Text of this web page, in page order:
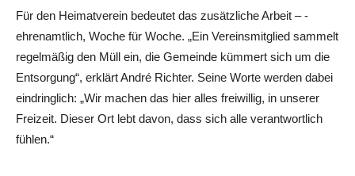
Für den Heimatverein bedeutet das zusätzliche Arbeit – ­
ehrenamtlich, Woche für Woche. „Ein Vereinsmitglied sammelt
regelmäßig den Müll ein, die Gemeinde kümmert sich um die
Entsorgung“, erklärt André Richter. Seine Worte werden dabei
eindringlich: „Wir machen das hier alles freiwillig, in unserer
Freizeit. Dieser Ort lebt davon, dass sich alle verantwortlich
fühlen.“